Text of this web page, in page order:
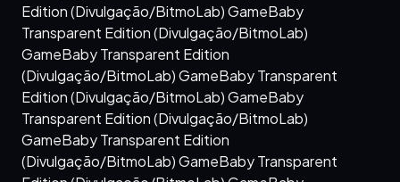
Edition (Divulgação/BitmoLab) GameBaby
Transparent Edition (Divulgação/BitmoLab)
GameBaby Transparent Edition
(Divulgação/BitmoLab) GameBaby Transparent
Edition (Divulgação/BitmoLab) GameBaby
Transparent Edition (Divulgação/BitmoLab)
GameBaby Transparent Edition
(Divulgação/BitmoLab) GameBaby Transparent